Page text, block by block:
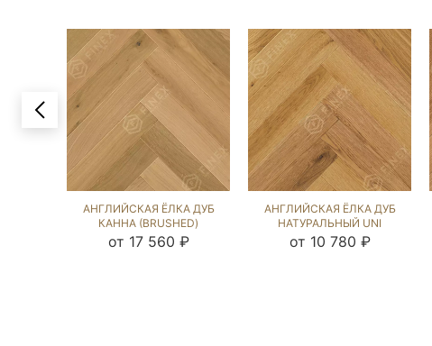
АНГЛИЙСКАЯ ЁЛКА ДУБ
КАННА (BRUSHED)
103784
от 17 560 ₽
АНГЛИЙСКАЯ ЁЛКА ДУБ
НАТУРАЛЬНЫЙ UNI
(BRUSHED) 140730
от 10 780 ₽